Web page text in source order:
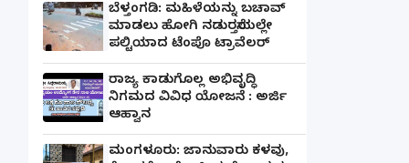
ಬೆಳ್ತಂಗಡಿ: ಮಹಿಳೆಯನ್ನು ಬಚಾವ್
ಮಾಡಲು ಹೋಗಿ ನಡುರಸ್ತೆಯಲ್ಲೇ
ಪಲ್ಟಿಯಾದ ಟೆಂಪೊ ಟ್ರಾವೆಲರ್
ರಾಜ್ಯ ಕಾಡುಗೊಲ್ಲ ಅಭಿವೃದ್ಧಿ
ನಿಗಮದ ವಿವಿಧ ಯೋಜನೆ : ಅರ್ಜಿ
ಆಹ್ವಾನ
ಮಂಗಳೂರು: ಜಾನುವಾರು ಕಳವು,